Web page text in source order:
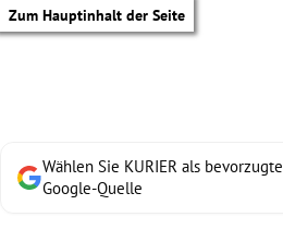
Zum Hauptinhalt der Seite
Wählen Sie KURIER als bevorzugte
Google-Quelle